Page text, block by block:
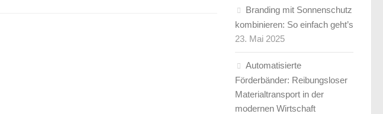
Branding mit Sonnenschutz
kombinieren: So einfach geht’s
23. Mai 2025
Automatisierte
Förderbänder: Reibungsloser
Materialtransport in der
modernen Wirtschaft